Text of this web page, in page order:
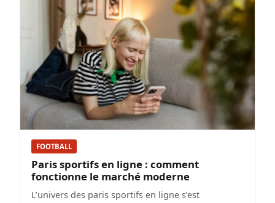
FOOTBALL
Paris sportifs en ligne : comment
fonctionne le marché moderne
L’univers des paris sportifs en ligne s’est